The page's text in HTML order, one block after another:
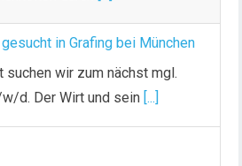
in Grafing bei München
suchen wir zum nächst mgl.
d. Der Wirt und sein[...]